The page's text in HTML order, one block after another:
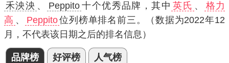
禾泱泱 、 Peppito 十个优秀品牌，其中 英氏 、
格力
高 、 Peppito位列榜单排名前三。（数据为2022年12
月，不代表该日期之后的排名信息）
品牌榜 好评榜 人气榜